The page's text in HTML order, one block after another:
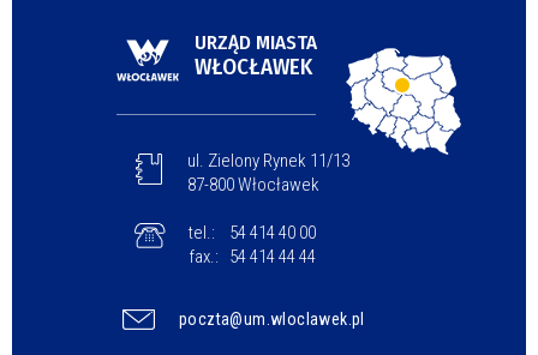
URZĄD MIASTA
WŁOCŁAWEK
ul. Zielony Rynek 11/13
87-800 Włocławek
tel.:
54 414 40 00
fax.:
54 414 44 44
poczta@um.wloclawek.pl